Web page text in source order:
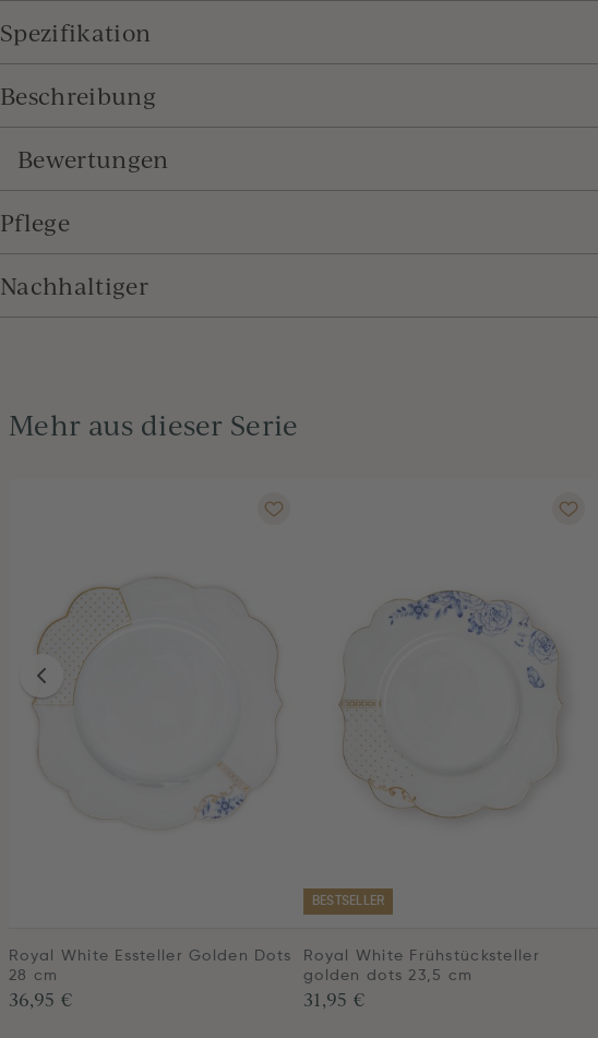
Spezifikation
Beschreibung
Bewertungen
Pflege
Nachhaltiger
Mehr aus dieser Serie
Royal White Essteller Golden Dots
28 cm
36,95 €
BESTSELLER
Royal White Frühstücksteller
golden dots 23,5 cm
31,95 €